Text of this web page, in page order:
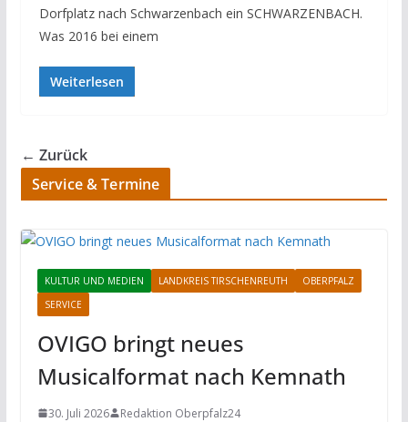
Dorfplatz nach Schwarzenbach ein SCHWARZENBACH.
Was 2016 bei einem
Weiterlesen
← Zurück
Service & Termine
KULTUR UND MEDIEN LANDKREIS TIRSCHENREUTH
OBERPFALZ
SERVICE
OVIGO bringt neues
Musicalformat nach Kemnath
30. Juli 2026 Redaktion Oberpfalz24